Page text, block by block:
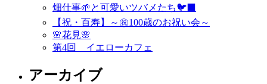
畑仕事🌱と可愛いツバメたち🐦‍⬛
【祝・百寿】～㊗️100歳のお祝い会～
🌸花見🌸
第4回 イエローカフェ
アーカイブ